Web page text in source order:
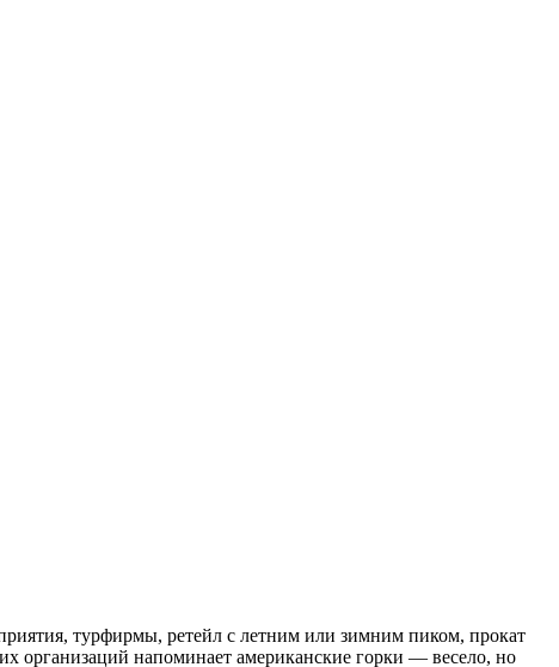
турфирмы, ретейл с летним или зимним пиком, прокат
организаций напоминает американские горки — весело, но